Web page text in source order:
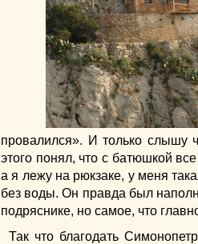
провалился». И только слышу
этого понял, что с батюшкой
а я лежу на рюкзаке, у меня
без воды. Он правда был
подряснике, но самое, что
Так что благодать